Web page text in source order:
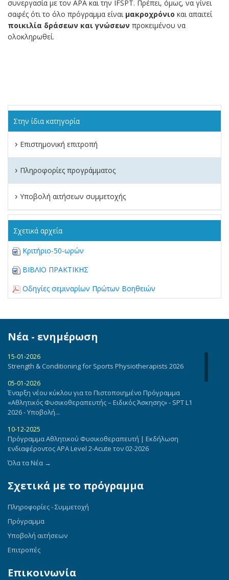
συνεργασία με τον APA και την IFSPT. Πρέπει, όμως, να γίνει
σαφές ότι το όλο πρόγραμμα είναι μακροχρόνιο και απαιτεί
ποικιλία δράσεων και γνώσεων προκειμένου να
ολοκληρωθεί.
Στην ίδια κατηγορία
› Επιστημονική επιτροπή
› Πληροφορίες προγράμματος
› Υποβολή αιτήσεων συμμετοχής
Σχετικά αρχεία
Κριτήριο-50-ωρών
ΒΙΒΛΙΟ ΠΡΑΚΤΙΚΗΣ
Οδηγίες σεμιναρίων Πρώτων Βοηθειών
Νέα - ενημέρωση
15-01-2026
Strength & Conditioning for Sports Physiotherapists 2026
05-01-2026
Έναρξη νέου κύκλου για το Πιστοποιημένο Πρόγραμμα
«Αθλητικός Φυσικοθεραπευτής – Ειδικός Άσκησης» - SPT L1
2026 - Υποβολή...
10-12-2025
Πρόγραμμα Αθλητικού Φυσικοθεραπευτή | Εκδήλωση
ενδιαφέροντος APA Level 2-Acute τον 02-2026
13-12-2022
Ειδικός Άσκησης»- Πρόγραμμα σεμιναρίων
Ενημέρωση - Πρόγραμμα Πιστοποίησης «Αθλητικός
Φυσικοθεραπευτής – Ειδικός Άσκησης»
20-05-2021
Ανακοίνωση Πιστοποιημένου Προγράμματος " Αθλητικός
02-07-2019
Όλα τα Νέα →
Σχετικά με το πρόγραμμα
Πληροφορίες - Συμμετοχή
Πρόγραμμα
Υποβολή αιτήσεων
Επιτροπές
Επικοινωνία